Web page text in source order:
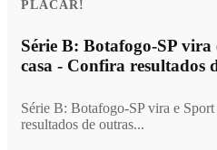
PLACAR!
Série B: Botafogo-SP vira
casa - Confira resultados
Série B: Botafogo-SP vira e
resultados de outras...